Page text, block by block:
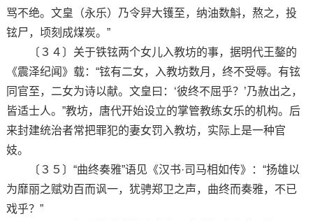
骂不绝。文皇（永乐）乃令舁大镬至，纳油数斛，熬之，投
铉尸，顷刻成煤炭。”
〔３４〕关于铁铉两个女儿入教坊的事，据明代王鏊的
《震泽纪闻》载：“铉有二女，入教坊数月，终不受辱。有铉
同官至，二女为诗以献。文皇曰：‘彼终不屈乎？’乃赦出之，
皆适士人。”教坊，唐代开始设立的掌管教练女乐的机构。后
来封建统治者常把罪犯的妻女罚入教坊，实际上是一种官
妓。
〔３５〕“曲终奏雅”语见《汉书·司马相如传》：“扬雄以
为靡丽之赋劝百而讽一，犹骋郑卫之声，曲终而奏雅，不已
戏乎？”